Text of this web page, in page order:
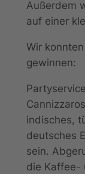
Außerdem
auf einer
Wir
gewinnen:
indisches,
deutsches
sein.
die Kaffee-